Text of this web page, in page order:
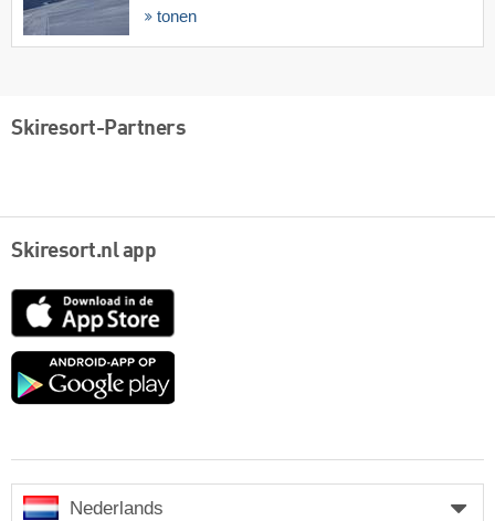
tonen
Skiresort-Partners
Skiresort.nl app
App
Google
Nederlands